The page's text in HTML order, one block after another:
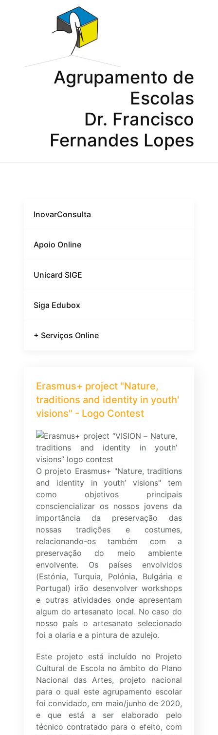
Agrupamento de
Escolas
Dr. Francisco
Fernandes Lopes
InovarConsulta
Apoio Online
Unicard SIGE
Siga Edubox
+ Serviços Online
Erasmus+ project "Nature,
traditions and identity in youth'
visions" - Logo Contest
O projeto Erasmus+ "Nature, traditions
and identity in youth’ visions" tem
como objetivos principais
consciencializar os nossos jovens da
importância da preservação das
nossas tradições e costumes,
relacionando-os também com a
preservação do meio ambiente
envolvente. Os países envolvidos
(Estónia, Turquia, Polónia, Bulgária e
Portugal) irão desenvolver workshops
e outras atividades onde apresentam
algum do artesanato local. No caso do
nosso país o artesanato selecionado
foi a olaria e a pintura de azulejo.
Este projeto está incluído no Projeto
Cultural de Escola no âmbito do Plano
Nacional das Artes, projeto nacional
para o qual este agrupamento escolar
foi convidado, em maio/junho de 2020,
e que está a ser elaborado pelo
técnico contratado para o efeito, com